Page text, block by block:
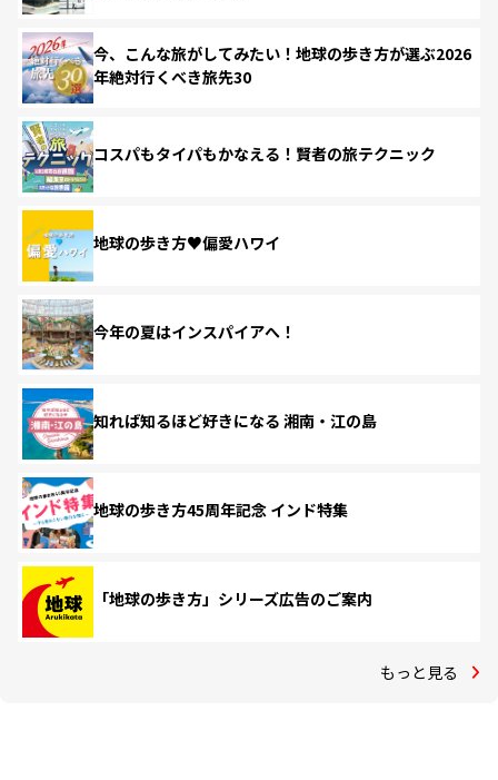
今、こんな旅がしてみたい！地球の歩き方が選ぶ2026
年絶対行くべき旅先30
コスパもタイパもかなえる！賢者の旅テクニック
地球の歩き方♥偏愛ハワイ
今年の夏はインスパイアへ！
知れば知るほど好きになる 湘南・江の島
地球の歩き方45周年記念 インド特集
「地球の歩き方」シリーズ広告のご案内
もっと見る